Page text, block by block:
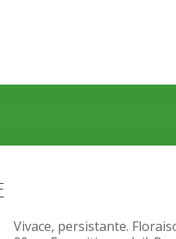
Vivace, persistante.